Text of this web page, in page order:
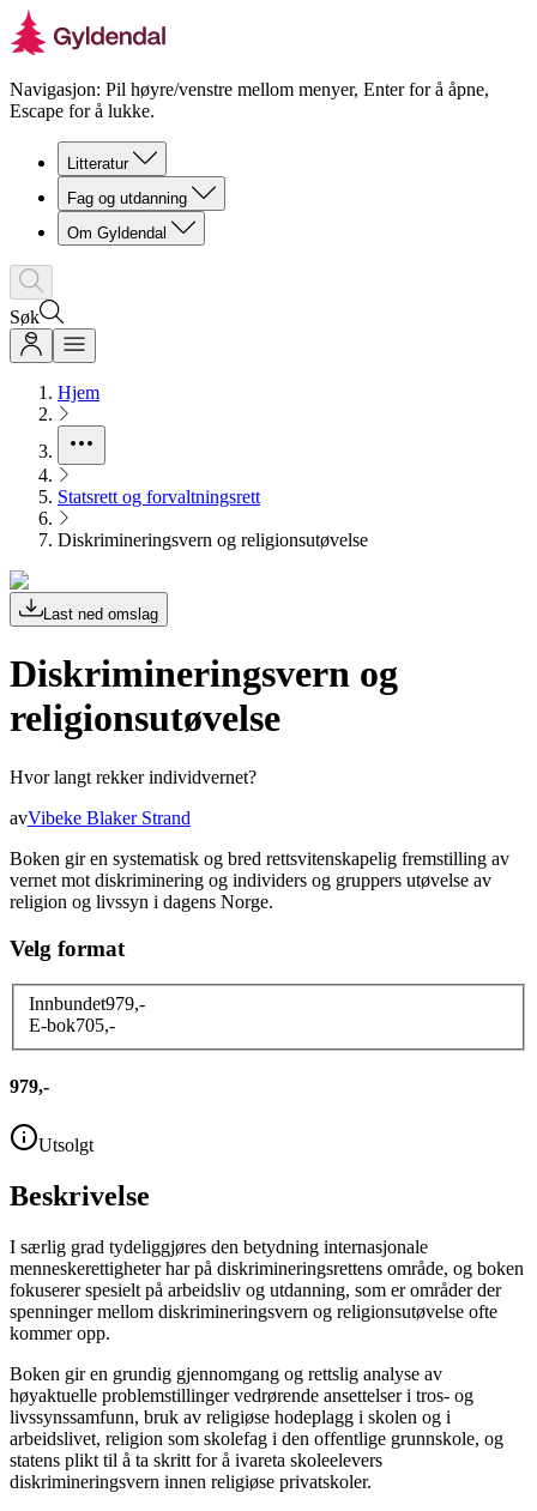
Navigasjon: Pil høyre/venstre mellom menyer, Enter for å åpne,
Escape for å lukke.
Litteratur
Fag og utdanning
Om Gyldendal
Søk
Hjem
Statsrett og forvaltningsrett
Diskrimineringsvern og religionsutøvelse
Last ned omslag
Diskrimineringsvern og
religionsutøvelse
Hvor langt rekker individvernet?
avVibeke Blaker Strand
Boken gir en systematisk og bred rettsvitenskapelig fremstilling av
vernet mot diskriminering og individers og gruppers utøvelse av
religion og livssyn i dagens Norge.
Velg format
Innbundet979,-
E-bok705,-
979,-
Utsolgt
Beskrivelse
I særlig grad tydeliggjøres den betydning internasjonale
menneskerettigheter har på diskrimineringsrettens område, og boken
fokuserer spesielt på arbeidsliv og utdanning, som er områder der
spenninger mellom diskrimineringsvern og religionsutøvelse ofte
kommer opp.
Boken gir en grundig gjennomgang og rettslig analyse av
høyaktuelle problemstillinger vedrørende ansettelser i tros- og
livssynssamfunn, bruk av religiøse hodeplagg i skolen og i
arbeidslivet, religion som skolefag i den offentlige grunnskole, og
statens plikt til å ta skritt for å ivareta skoleelevers
diskrimineringsvern innen religiøse privatskoler.